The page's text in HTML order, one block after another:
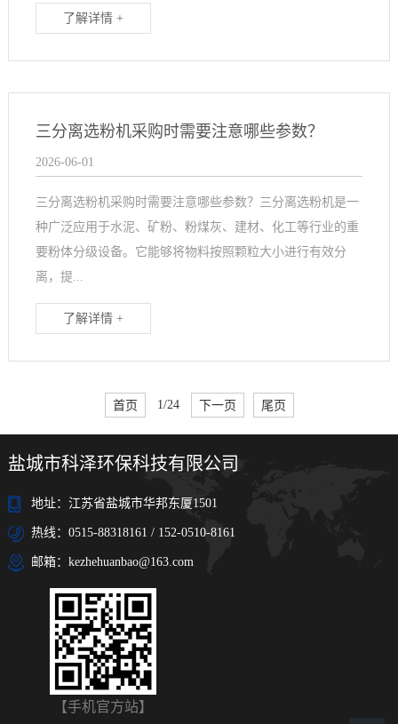
了解详情 +
三分离选粉机采购时需要注意哪些参数？
2026-06-01
三分离选粉机采购时需要注意哪些参数？三分离选粉机是一
种广泛应用于水泥、矿粉、粉煤灰、建材、化工等行业的重
要粉体分级设备。它能够将物料按照颗粒大小进行有效分
离，提...
了解详情 +
首页 1/24 下一页 尾页
盐城市科泽环保科技有限公司
地址：江苏省盐城市华邦东厦1501
热线：0515-88318161 / 152-0510-8161
邮箱：kezhehuanbao@163.com
【手机官方站】